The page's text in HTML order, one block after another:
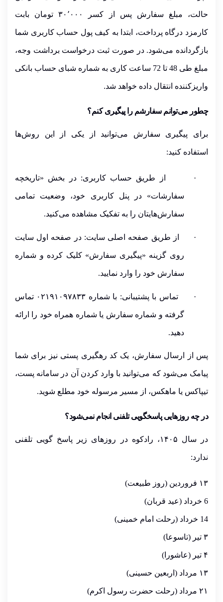
حالت، مبلغ سفارش پس از کسر ۳۰ ٬ ۰۰۰ تومان بابت
کارمزد درگاه پرداخت، ابتدا به کیف پول حساب کاربری شما
بازگردانده می‌شود. در صورت ثبت درخواست برداشت وجه،
مبلغ طی 48 تا 72 ساعت کاری به شماره شبای حساب بانکی
واریزکننده انتقال داده خواهد شد.
چطور می‌توانم سفارشم را پیگیری کنم؟
برای پیگیری سفارش می‌توانید از یکی از این روش‌ها
استفاده کنید:
· از طریق حساب کاربری: در بخش «تاریخچه
سفارشات» در پنل کاربری خود، وضعیت تمامی
سفارش‌هایتان را به تفکیک مشاهده می‌کنید.
· از طریق صفحه اصلی سایت: در صفحه اول سایت
روی گزینه «پیگیری سفارش» کلیک کرده و شماره
سفارش خود را وارد نمایید.
· تماس با پشتیبانی: با شماره‌ ۰۲۱۹۱۰۹۷۸۳۳ تماس
گرفته و شماره سفارش یا شماره همراه خود را ارائه
دهید.
پس از ارسال سفارش، یک کد رهگیری پستی نیز برای شما
پیامک می‌شود که می‌توانید با وارد کردن آن در سامانه پست،
تیپاکس یا ماهکس، از مسیر مرسوله خود مطلع شوید.
در چه روزهایی پاسخگویی تلفنی انجام نمی‌شود؟
در سال ۱۴۰۵، رادکوه در روزهای زیر پاسخ گویی تلفنی
ندارد:
۱۳ فروردین (روز طبیعت)
6 خرداد (عید قربان)
14 خرداد (رحلت امام خمینی)
۳ تیر (تاسوعا)
۴ تیر (عاشورا)
۱۳ مرداد (اربعین حسینی)
۲۱ مرداد (رحلت حضرت رسول اکرم)